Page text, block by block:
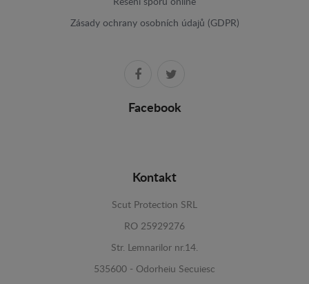
Resení sporu online
Zásady ochrany osobních údajů (GDPR)
Facebook
Kontakt
Scut Protection SRL
RO 25929276
Str. Lemnarilor nr.14.
535600 - Odorheiu Secuiesc